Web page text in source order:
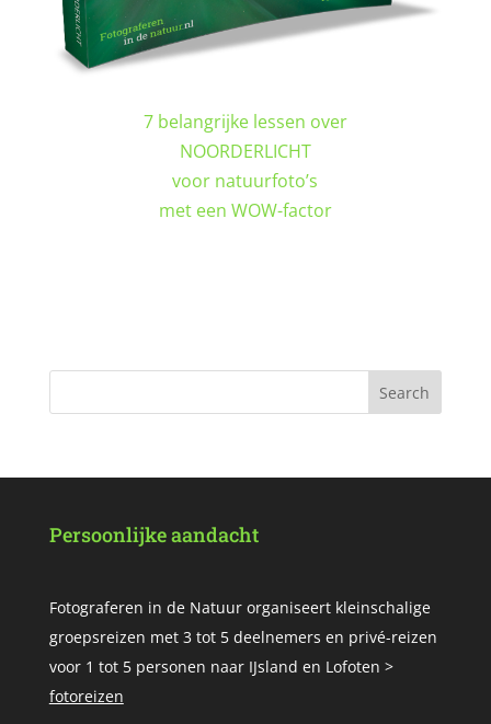
7 belangrijke lessen over
NOORDERLICHT
voor natuurfoto’s
met een WOW-factor
Persoonlijke aandacht
Fotograferen in de Natuur organiseert kleinschalige
groepsreizen met 3 tot 5 deelnemers en privé-reizen
voor 1 tot 5 personen naar IJsland en Lofoten >
fotoreizen